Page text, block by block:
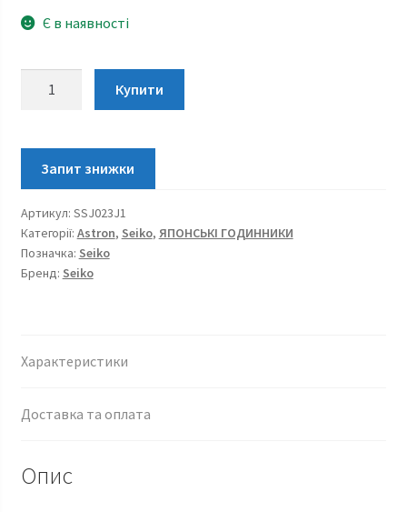
Є в наявності
Solar
Titanium
SSJ023J1
кількість
Купити
Артикул: SSJ023J1
Категорії: Astron, Seiko, ЯПОНСЬКІ ГОДИННИКИ
Позначка: Seiko
Бренд: Seiko
Характеристики
Доставка та оплата
Опис